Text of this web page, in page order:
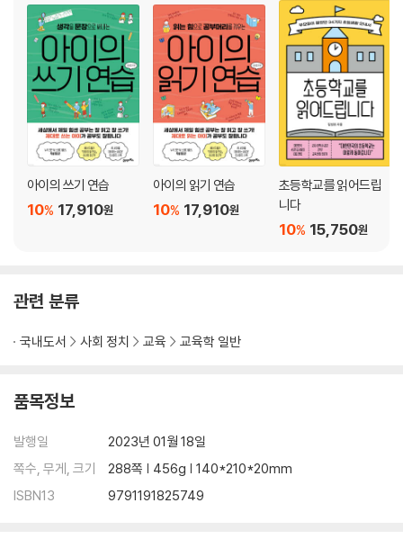
→ ‘너 지금 뭐라고 했어?’ 대신
거친 말로 감정 표현을 뭉뚱그리는 아이들
→ ‘짜증 난다고 하지 말랬지?’ 대신
[한 걸음 더 나아가기] 감정 사전 만들기
아이의 마음에 억울함이 쌓이지 않게
→ ‘왜 싸웠니?’ 대신
아이는 아직 상대의 마음을 헤아리기 어려워요
애정 욕구가 높은 아이를 대하는 단 한 가지 원칙
→ ‘전엔 안 그러더니 왜 그러니?’ 대신
완벽주의 성향을 유연하게 잡아줘야 하는 이유
→ ‘대충 넘어가’ 대신
아이의 쓰기 연습
17,910원
10%
아이의 읽기 연습
17,910원
10%
초등학교를 읽어드립
니다
15,750원
10%
관련 분류
국내도서 사회 정치 교육 교육학 일반
품목정보
발행일
2023년 01월 18일
쪽수, 무게, 크기
288쪽 | 456g | 140*210*20mm
ISBN13
9791191825749